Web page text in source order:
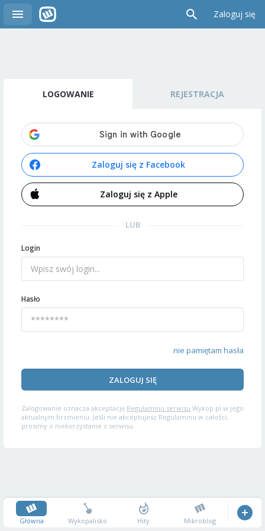
Zaloguj się
LOGOWANIE REJESTRACJA
Zaloguj się z Facebook
Zaloguj się z Apple
LUB
Login
Hasło
nie pamiętam hasła
ZALOGUJ SIĘ
Zalogowanie oznacza akceptację Regulaminu serwisu Wykop.pl w jego
aktualnym brzmieniu. Jeśli nie akceptujesz Regulaminu w całości,
prosimy o niekorzystanie z serwisu.
Główna Wykopalisko Hity Mikroblog